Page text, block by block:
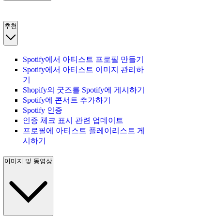
추천
Spotify에서 아티스트 프로필 만들기
Spotify에서 아티스트 이미지 관리하
기
Shopify의 굿즈를 Spotify에 게시하기
Spotify에 콘서트 추가하기
Spotify 인증
인증 체크 표시 관련 업데이트
프로필에 아티스트 플레이리스트 게
시하기
이미지 및 동영상